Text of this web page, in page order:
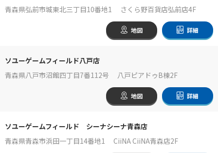
青森県弘前市城東北三丁目10番地1 さくら野百貨店弘前店4F
地図 詳細
ソユーゲームフィールド八戸店
青森県八戸市沼館四丁目7番112号 八戸ピアドゥB棟2F
地図 詳細
ソユーゲームフィールド シーナシーナ青森店
青森県青森市浜田一丁目14番地1 CiiNA CiiNA青森店2F